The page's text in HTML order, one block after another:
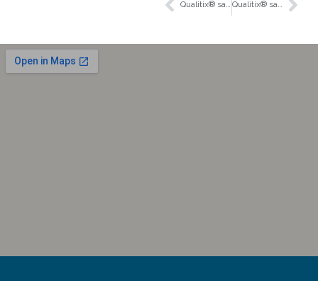
Qualitix® saver tips 10 µL Qualitix® saver tips 1000 µL